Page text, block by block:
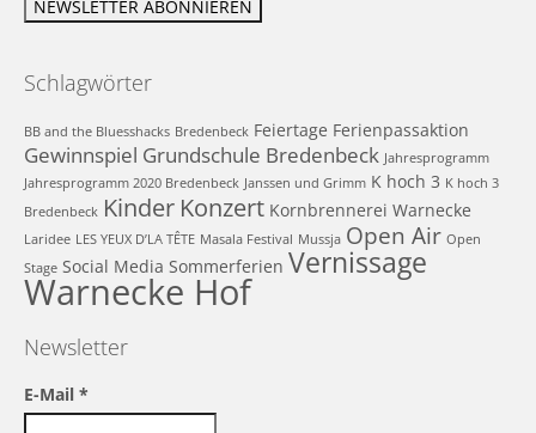
Schlagwörter
BB and the Bluesshacks Bredenbeck Feiertage Ferienpassaktion
Gewinnspiel Grundschule Bredenbeck Jahresprogramm
Jahresprogramm 2020 Bredenbeck Janssen und Grimm K hoch 3 K hoch 3
Bredenbeck Kinder Konzert Kornbrennerei Warnecke
Laridee LES YEUX D’LA TÊTE Masala Festival Mussja Open Air Open
Stage Social Media Sommerferien Vernissage
Warnecke Hof
Newsletter
E-Mail *